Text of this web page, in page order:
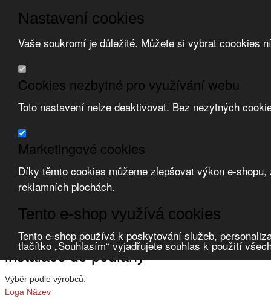
Nastavení cookies
Vaše soukromí je důležité. Můžete si vybrat coookies
Cookies nezbytné pro využívání webu
Toto nastavení nelze deaktivovat. Bez nezytných
Marketingové cookies
Díky těmto cookies můžeme zlepšovat výkon e-
reklamních plochách.
Tento e-shop využívá cookies
Tento e-shop používá k poskytování služeb,
tlačítko „Souhlasím“ vyjadřujete souhlas k použití
Přeskočit na hlavní obsah Přeskočit na doplňující obsah
Obchodní podmínky
Registrace
Zvolte měnu:
Přihlásit uživatele
Úvod Uložení vedení, krabice krabice instalační instalace do podlahy
instalace do podlahy
Výběr podle výrobců:
Loga Název